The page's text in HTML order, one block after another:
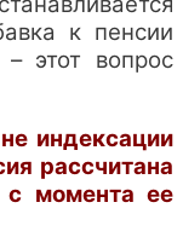
к пенсии
этот вопрос
индексации
рассчитана
с момента ее